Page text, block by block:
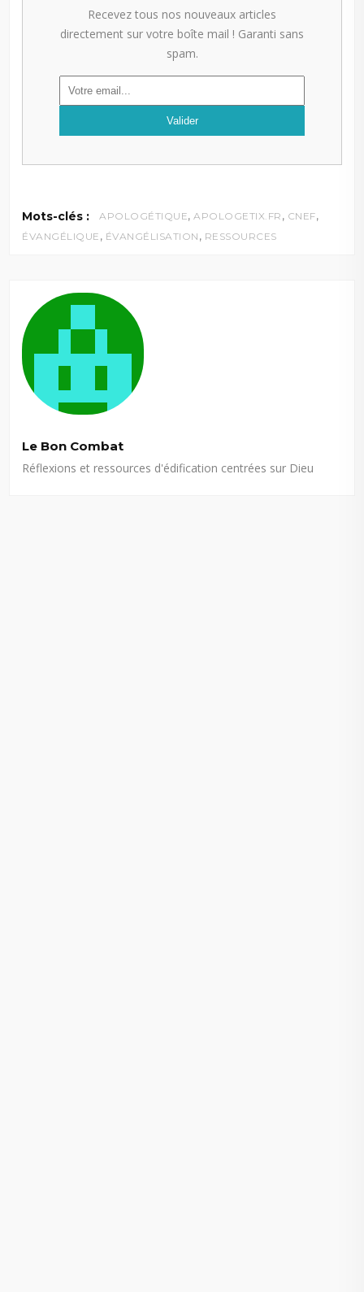
Recevez tous nos nouveaux articles
directement sur votre boîte mail ! Garanti sans
spam.
Mots-clés : APOLOGÉTIQUE,APOLOGETIX.FR , CNEF,
ÉVANGÉLIQUE , ÉVANGÉLISATION , RESSOURCES
Le Bon Combat
Réflexions et ressources d'édification centrées sur Dieu